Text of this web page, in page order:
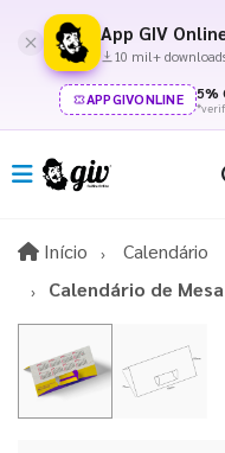
App GIV
10 mil+
APPGIVONLINE 5%
Início InícioCalendário
Calendário de